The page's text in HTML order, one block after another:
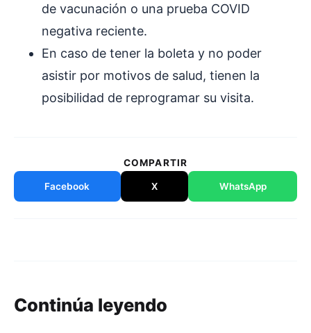
de vacunación o una prueba COVID
negativa reciente.
En caso de tener la boleta y no poder
asistir por motivos de salud, tienen la
posibilidad de reprogramar su visita.
COMPARTIR
Facebook X WhatsApp
Continúa leyendo